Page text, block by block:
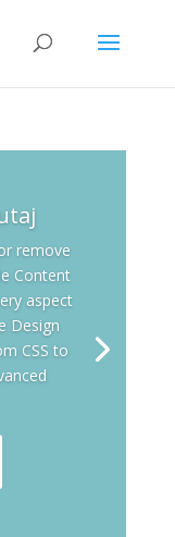
remove
Content
aspect
Design
CSS to